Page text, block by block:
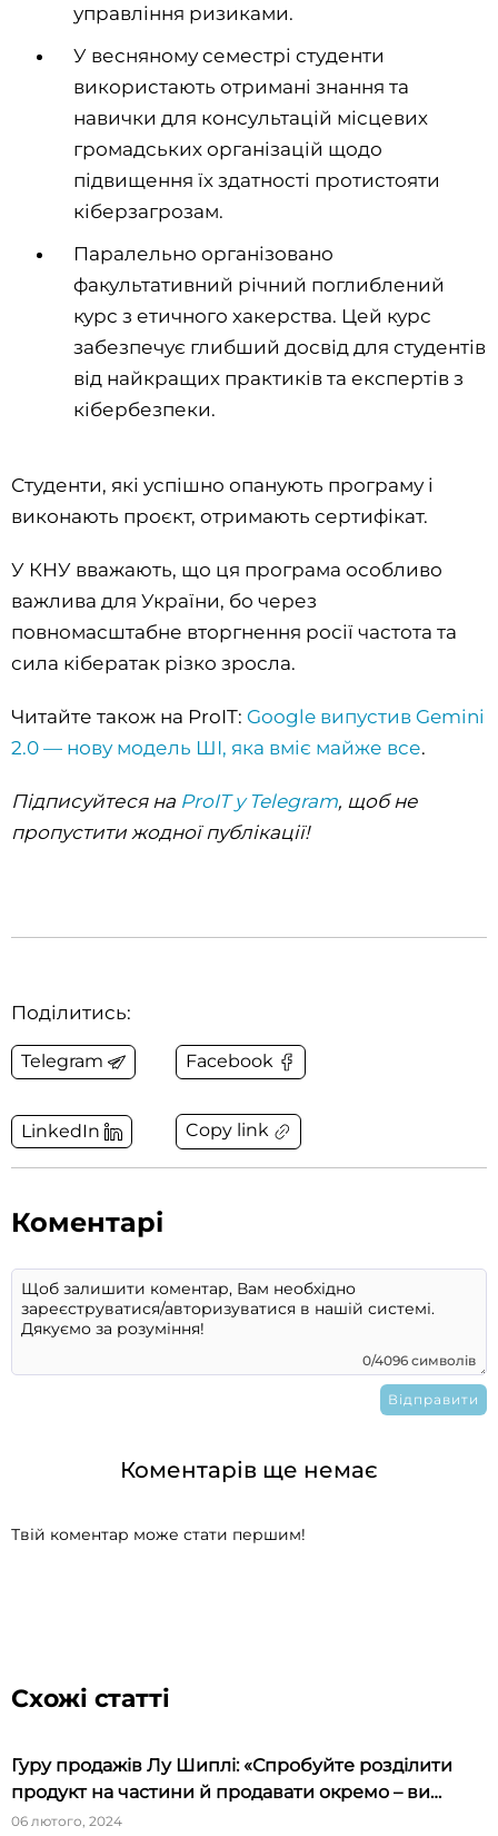
управління ризиками.
У весняному семестрі студенти
використають отримані знання та
навички для консультацій місцевих
громадських організацій щодо
підвищення їх здатності протистояти
кіберзагрозам.
Паралельно організовано
факультативний річний поглиблений
курс з етичного хакерства. Цей курс
забезпечує глибший досвід для студентів
від найкращих практиків та експертів з
кібербезпеки.
Студенти, які успішно опанують програму і
виконають проєкт, отримають сертифікат.
У КНУ вважають, що ця програма особливо
важлива для України, бо через
повномасштабне вторгнення росії частота та
сила кібератак різко зросла.
Читайте також на ProIT: Google випустив Gemini
2.0 — нову модель ШІ, яка вміє майже все.
Підписуйтеся на ProIT у Telegram, щоб не
пропустити жодної публікації!
Поділитись:
Telegram Facebook
LinkedIn Copy link
Коментарі
0/4096 символів
Коментарів ще немає
Твій коментар може стати першим!
Схожі статті
Гуру продажів Лу Шиплі: «Спробуйте розділити
продукт на частини й продавати окремо – ви
будете вражені»
06 лютого, 2024